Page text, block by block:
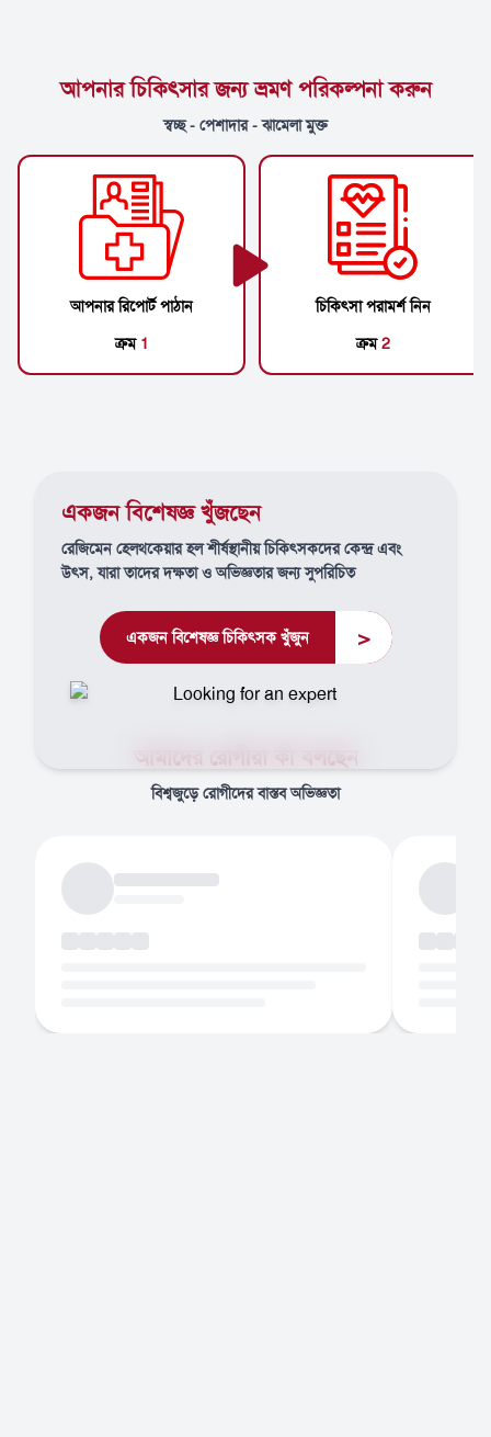
আপনার চিকিৎসার জন্য ভ্রমণ পরিকল্পনা করুন
স্বচ্ছ - পেশাদার - ঝামেলা মুক্ত
আপনার রিপোর্ট পাঠান
ক্রম 1
চিকিৎসা পরামর্শ নিন
ক্রম2
একজন বিশেষজ্ঞ খুঁজছেন
রেজিমেন হেলথকেয়ার হল শীর্ষস্থানীয় চিকিৎসকদের কেন্দ্র এবং
উৎস, যারা তাদের দক্ষতা ও অভিজ্ঞতার জন্য সুপরিচিত
একজন বিশেষজ্ঞ চিকিৎসক খুঁজুন >
আমাদের রোগীরা কী বলছেন
বিশ্বজুড়ে রোগীদের বাস্তব অভিজ্ঞতা